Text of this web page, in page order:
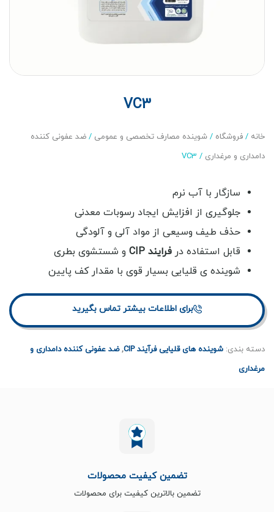
VC3
خانه / فروشگاه / شوینده مصارف تخصصی و عمومی / ضد عفونی کننده
دامداری و مرغداری / VC3
سازگار با آب نرم
جلوگیری از افزایش ایجاد رسوبات معدنی
حذف طیف وسیعی از مواد آلی و آلودگی
قابل استفاده در فرایند CIP
و شستشوی بطری
شوینده ی قلیایی بسیار قوی با مقدار کف پایین
برای اطلاعات بیشتر تماس بگیرید
دسته بندی: شوینده های قلیایی فرآیند CIP ,ضد عفونی کننده دامداری و
مرغداری
تضمین کیفیت محصولات
تضمین بالاترین کیفیت برای محصولات